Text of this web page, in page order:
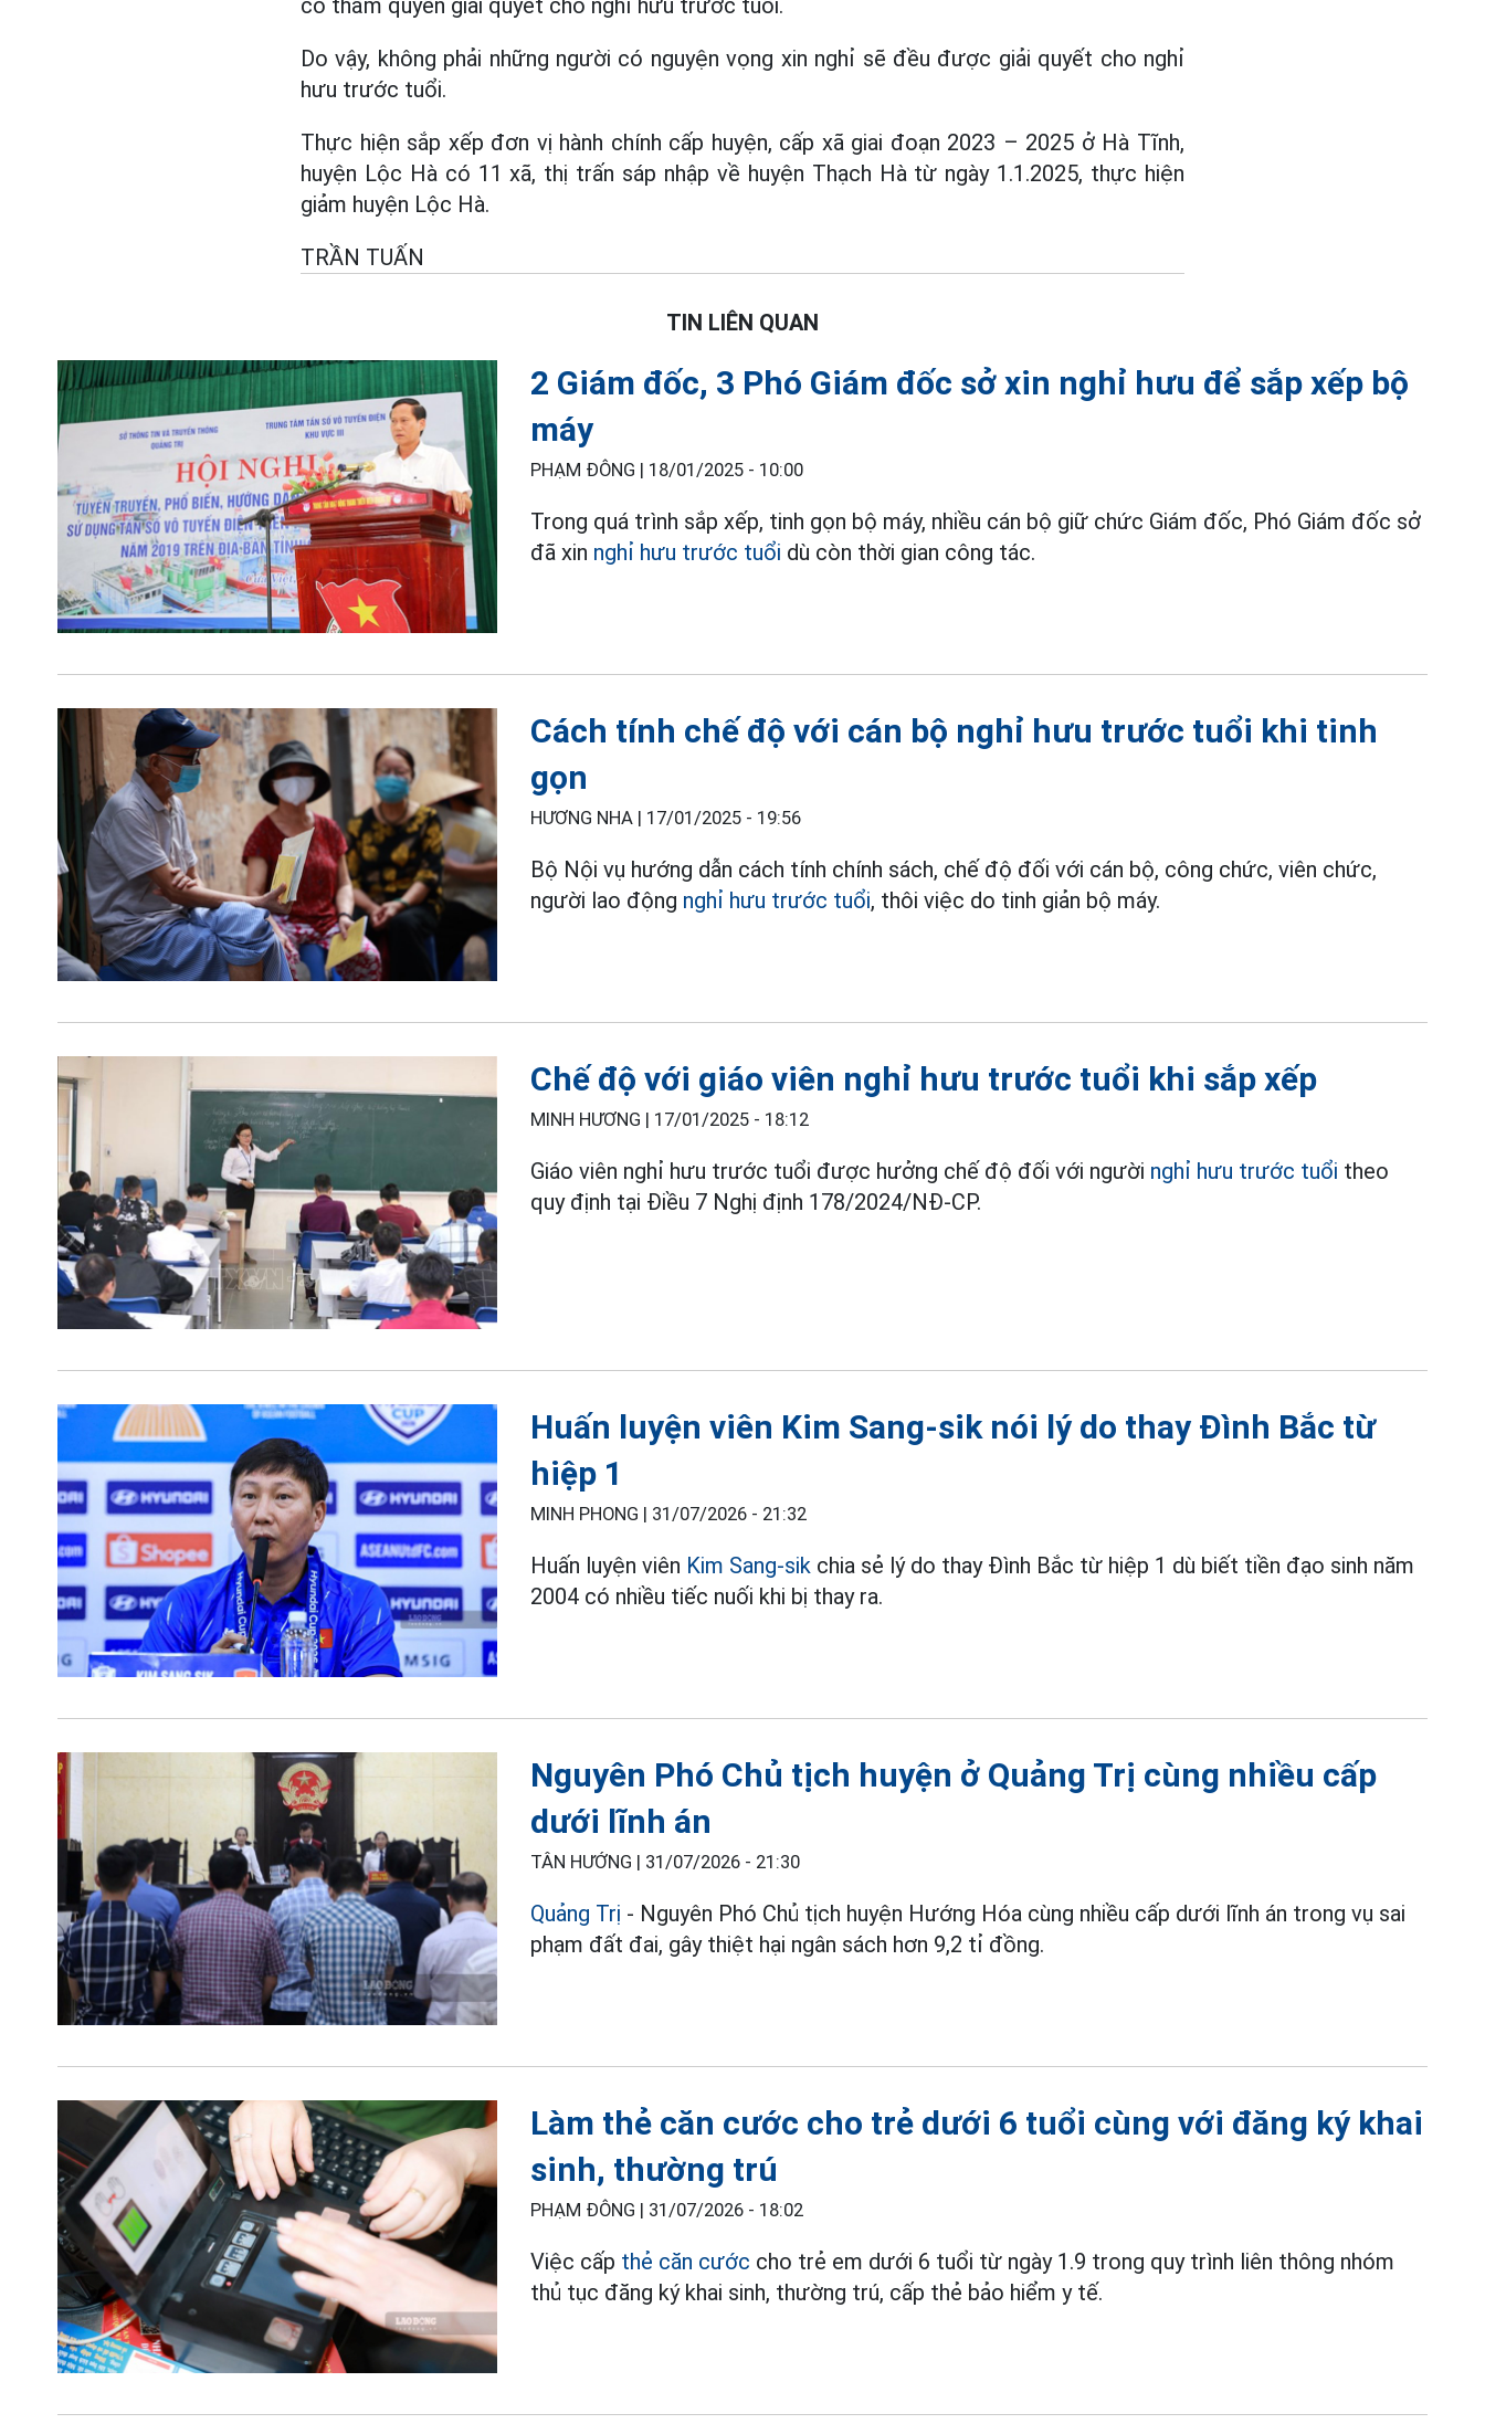
có thẩm quyền giải quyết cho nghỉ hưu trước tuổi.
Do vậy, không phải những người có nguyện vọng xin nghỉ sẽ đều được giải quyết cho nghỉ
hưu trước tuổi.
Thực hiện sắp xếp đơn vị hành chính cấp huyện, cấp xã giai đoạn 2023 – 2025 ở Hà Tĩnh,
huyện Lộc Hà có 11 xã, thị trấn sáp nhập về huyện Thạch Hà từ ngày 1.1.2025, thực hiện
giảm huyện Lộc Hà.
TRẦN TUẤN
TIN LIÊN QUAN
2 Giám đốc, 3 Phó Giám đốc sở xin nghỉ hưu để sắp xếp bộ
máy
PHẠM ĐÔNG | 18/01/2025 - 10:00
Trong quá trình sắp xếp, tinh gọn bộ máy, nhiều cán bộ giữ chức Giám đốc, Phó Giám đốc sở
đã xin nghỉ hưu trước tuổi dù còn thời gian công tác.
Cách tính chế độ với cán bộ nghỉ hưu trước tuổi khi tinh
gọn
HƯƠNG NHA | 17/01/2025 - 19:56
Bộ Nội vụ hướng dẫn cách tính chính sách, chế độ đối với cán bộ, công chức, viên chức,
người lao động nghỉ hưu trước tuổi, thôi việc do tinh giản bộ máy.
Chế độ với giáo viên nghỉ hưu trước tuổi khi sắp xếp
MINH HƯƠNG | 17/01/2025 - 18:12
Giáo viên nghỉ hưu trước tuổi được hưởng chế độ đối với người nghỉ hưu trước tuổi theo
quy định tại Điều 7 Nghị định 178/2024/NĐ-CP.
Huấn luyện viên Kim Sang-sik nói lý do thay Đình Bắc từ
hiệp 1
MINH PHONG | 31/07/2026 - 21:32
Huấn luyện viên Kim Sang-sik chia sẻ lý do thay Đình Bắc từ hiệp 1 dù biết tiền đạo sinh năm
2004 có nhiều tiếc nuối khi bị thay ra.
Nguyên Phó Chủ tịch huyện ở Quảng Trị cùng nhiều cấp
dưới lĩnh án
TÂN HƯỚNG | 31/07/2026 - 21:30
Quảng Trị - Nguyên Phó Chủ tịch huyện Hướng Hóa cùng nhiều cấp dưới lĩnh án trong vụ sai
phạm đất đai, gây thiệt hại ngân sách hơn 9,2 tỉ đồng.
Làm thẻ căn cước cho trẻ dưới 6 tuổi cùng với đăng ký khai
sinh, thường trú
PHẠM ĐÔNG | 31/07/2026 - 18:02
Việc cấp thẻ căn cước cho trẻ em dưới 6 tuổi từ ngày 1.9 trong quy trình liên thông nhóm
thủ tục đăng ký khai sinh, thường trú, cấp thẻ bảo hiểm y tế.